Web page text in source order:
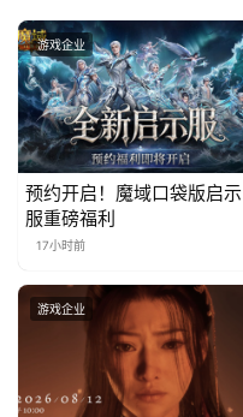
7
月
3
0
日
游戏企业
预约开启！魔域口袋版启示
服重磅福利
17小时前
游戏企业